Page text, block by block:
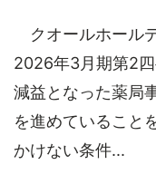
クオールホール
2026年3月期第2
減益となった薬局
を進めていること
かけない条件...